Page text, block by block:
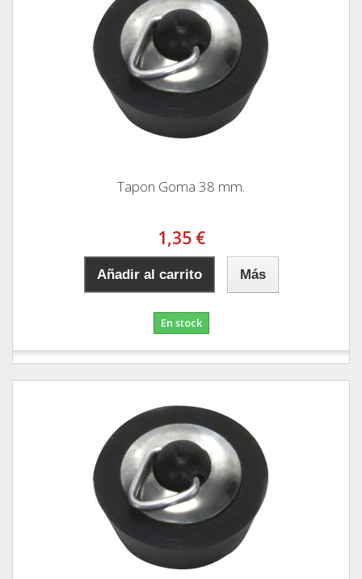
Tapon Goma 38 mm.
1,35 €
Añadir al carrito Más
En stock